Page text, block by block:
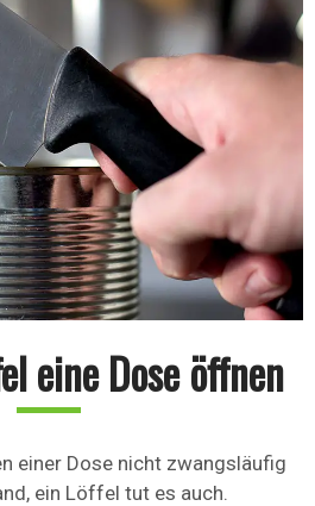
eine Dose öffnen
einer Dose nicht zwangsläufig
ein Löffel tut es auch.